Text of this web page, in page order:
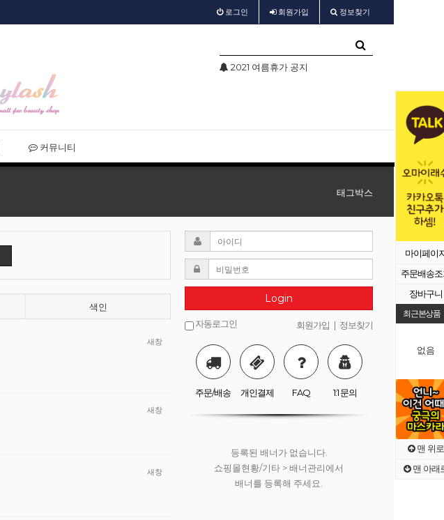
마이페이
주문배송
장바구니
최근본상품
없음
맨 위로
맨 아래
로그인 회원가입 정보찾기
2021 여름휴가 공지
커뮤니티
태그박스
색인
새창
새창
새창
Login
자동로그인 회원가입 | 정보찾기
주문/배송 개인결제 FAQ 1:1 문의
등록된 배너가 없습니다.
쇼핑몰현황/기타 > 배너관리에서
배너를 등록해 주세요.
등록된 배너가 없습니다.
쇼핑몰현황/기타 > 배너관리에서
배너를 등록해 주세요.